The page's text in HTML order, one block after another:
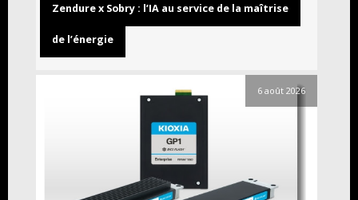
Zendure x Sobry : l’IA au service de la maîtrise
de l’énergie
6 août 2026